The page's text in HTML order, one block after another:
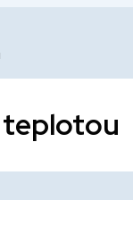
teplotou